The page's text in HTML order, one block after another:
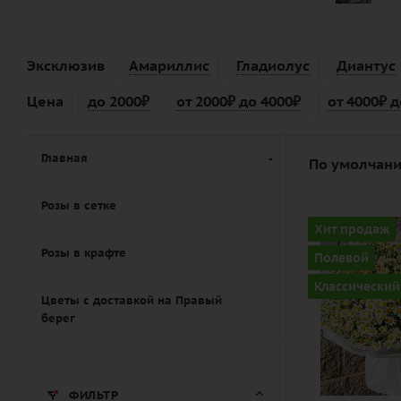
Эксклюзив Амариллис Гладиолус Диантус
Цена
до 2000₽ от 2000₽ до 4000₽ от 4000₽
По
Хит продаж
Полевой
Классический
Количество
51
Цвет
белый
Описание
танацетум
(полевая
Главная
Розы в сетке
Розы в крафте
Цветы с доставкой на Правый
берег
ФИЛЬТР